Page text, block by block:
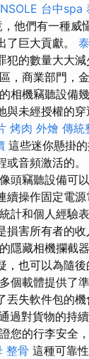
台中spa
他們有一種威
了巨大貢獻。
犯的數量大大減
，商業部門，
相機竊聽設備
與未經授權的
烤肉 外燴 傳統
這些迷你懸掛
或音頻激活的。
頭竊聽設備可
續操作固定電源
計和個人經驗
損害所有者的收
隱藏相機攔截
也​​可以為隨後
個載體提供了
丟失軟件包的機
過對貨物的持
您的行李安全
整骨 這種可靠